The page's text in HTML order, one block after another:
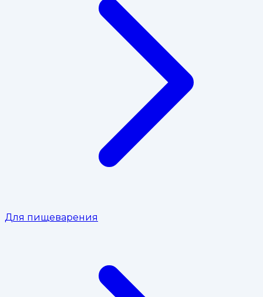
Для пищеварения